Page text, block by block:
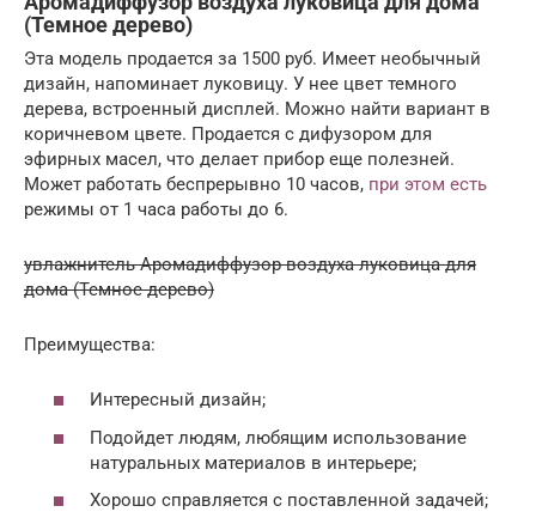
(Темное дерево)
Эта модель продается за 1500 руб. Имеет необычный
дизайн, напоминает луковицу. У нее цвет темного
дерева, встроенный дисплей. Можно найти вариант в
коричневом цвете. Продается с дифузором для
эфирных масел, что делает прибор еще полезней.
Может работать беспрерывно 10 часов, при этом есть
режимы от 1 часа работы до 6.
увлажнитель Аромадиффузор воздуха луковица для
дома (Темное дерево)
Преимущества:
Интересный дизайн;
Подойдет людям, любящим использование
натуральных материалов в интерьере;
Хорошо справляется с поставленной задачей;